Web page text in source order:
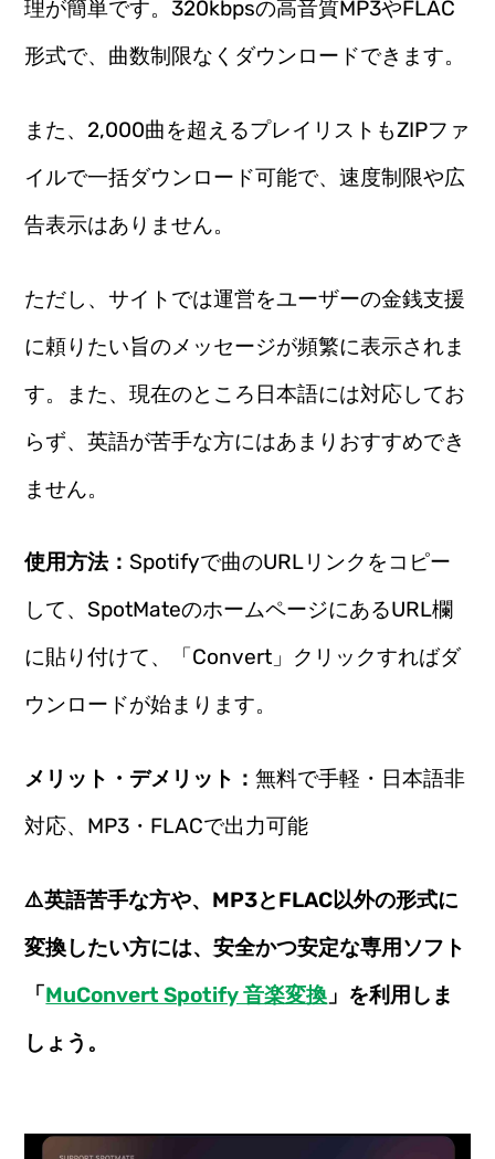
理が簡単です。320kbpsの高音質MP3やFLAC
形式で、曲数制限なくダウンロードできます。
また、2,000曲を超えるプレイリストもZIPファ
イルで一括ダウンロード可能で、速度制限や広
告表示はありません。
ただし、サイトでは運営をユーザーの金銭支援
に頼りたい旨のメッセージが頻繁に表示されま
す。また、現在のところ日本語には対応してお
らず、英語が苦手な方にはあまりおすすめでき
ません。
使用方法：Spotifyで曲のURLリンクをコピー
して、SpotMateのホームページにあるURL欄
に貼り付けて、「Convert」クリックすればダ
ウンロードが始まります。
メリット・デメリット：無料で手軽・日本語非
対応、MP3・FLACで出力可能
⚠️英語苦手な方や、MP3とFLAC以外の形式に
変換したい方には、安全かつ安定な専用ソフト
「MuConvert Spotify 音楽変換 」を利用しま
しょう。